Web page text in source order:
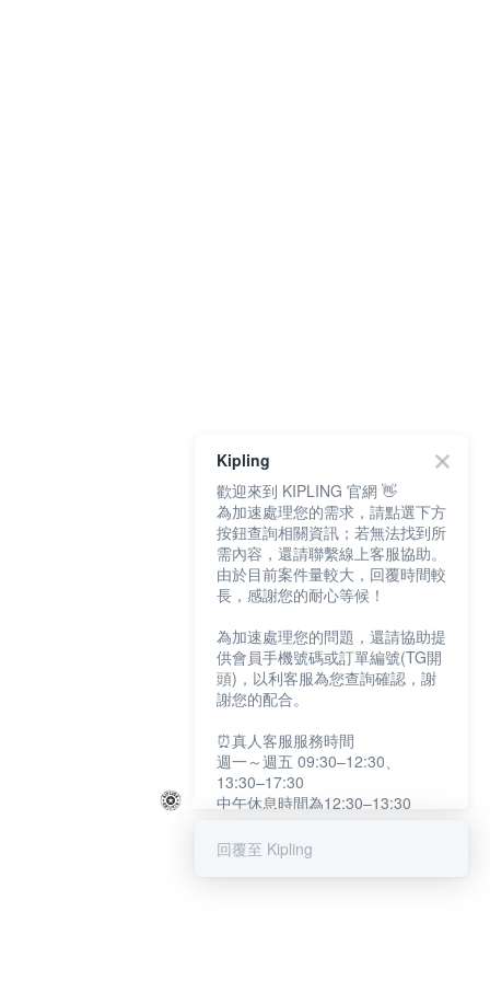
Kipling
歡迎來到 KIPLING 官網 👋
為加速處理您的需求，請點選下方
按鈕查詢相關資訊；若無法找到所
需內容，還請聯繫線上客服協助。
由於目前案件量較大，回覆時間較
長，感謝您的耐心等候！
為加速處理您的問題，還請協助提
供會員手機號碼或訂單編號(TG開
頭)，以利客服為您查詢確認，謝
謝您的配合。
⏰真人客服服務時間
週一～週五 09:30–12:30、
13:30–17:30
中午休息時間為12:30–13:30
提醒您：系統會自動已讀訊息，如
回覆至 Kipling